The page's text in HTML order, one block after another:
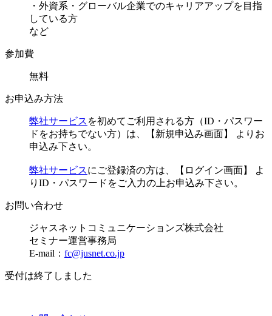
・外資系・グローバル企業でのキャリアアップを目指
している方
など
参加費
無料
お申込み方法
弊社サービス を初めてご利用される方（ID・パスワー
ドをお持ちでない方）は、【新規申込み画面】 よりお
申込み下さい。
弊社サービスにご登録済の方は、【ログイン画面】 よ
りID・パスワードをご入力の上お申込み下さい。
お問い合わせ
ジャスネットコミュニケーションズ株式会社
セミナー運営事務局
E-mail： fc@jusnet.co.jp
受付は終了しました